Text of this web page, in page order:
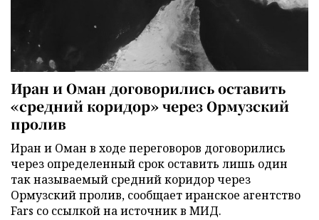
Иран и Оман договорились оставить
«средний коридор» через Ормузский
пролив
Иран и Оман в ходе переговоров договорились
через определенный срок оставить лишь один
так называемый средний коридор через
Ормузский пролив, сообщает иранское агентство
Fars со ссылкой на источник в МИД.